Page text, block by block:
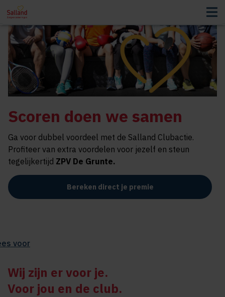
Scoren doen we samen
Ga voor dubbel voordeel met de Salland Clubactie.
Profiteer van extra voordelen voor jezelf en steun
tegelijkertijd ZPV De Grunte.
Bereken direct je premie
voor
Wij zijn er voor je.
Voor jou en de club.